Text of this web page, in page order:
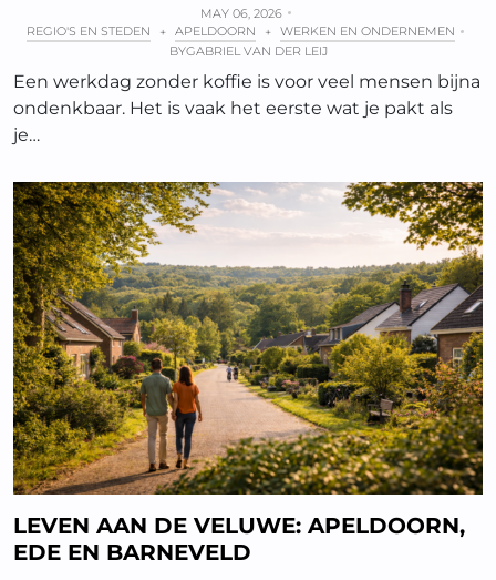
MAY 06, 2026
REGIO'S EN STEDEN
+ APELDOORN + WERKEN EN ONDERNEMEN
BYGABRIEL VAN DER LEIJ
Een werkdag zonder koffie is voor veel mensen bijna
ondenkbaar. Het is vaak het eerste wat je pakt als
je…
LEVEN AAN DE VELUWE: APELDOORN,
EDE EN BARNEVELD